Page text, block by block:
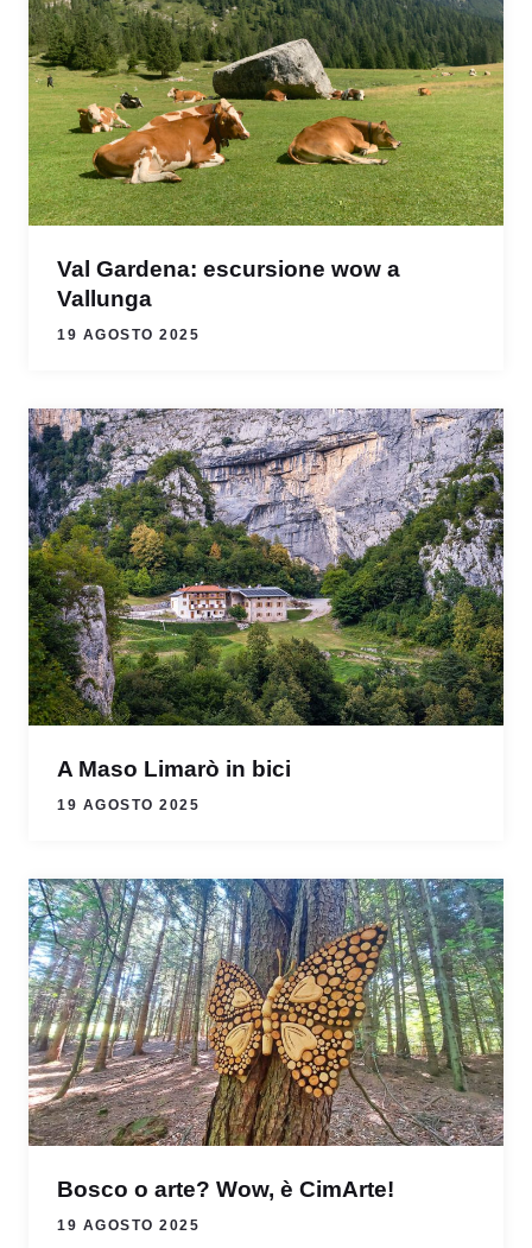
Val Gardena: escursione wow a
Vallunga
19 AGOSTO 2025
A Maso Limarò in bici
19 AGOSTO 2025
Bosco o arte? Wow, è CimArte!
19 AGOSTO 2025